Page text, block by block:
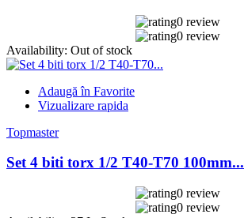
0 review
0 review
Availability: Out of stock
Adaugă în Favorite
Vizualizare rapida
Topmaster
Set 4 biti torx 1/2 T40-T70 100mm...
0 review
0 review